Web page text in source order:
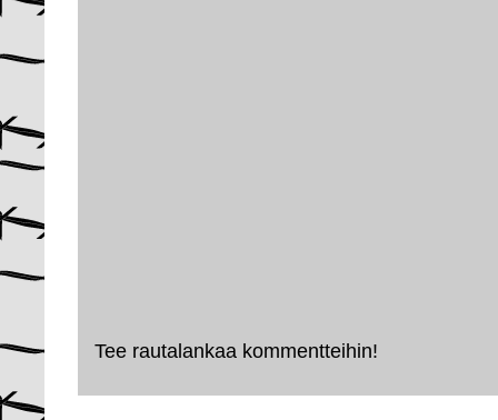
Tee rautalankaa kommentteihin!